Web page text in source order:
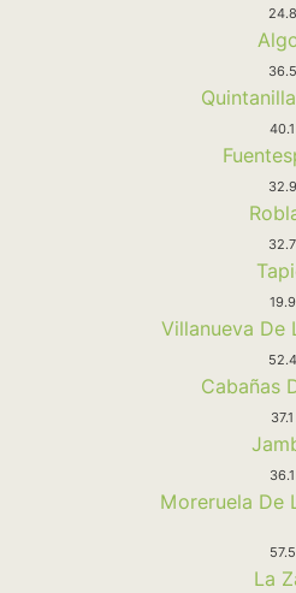
Villanueva De
Cabañas
Moreruela De
La